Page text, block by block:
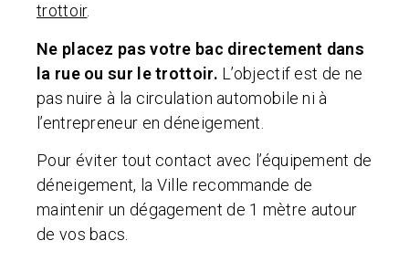
trottoir.
Ne placez pas votre bac directement dans
la rue ou sur le trottoir. L’objectif est de ne
pas nuire à la circulation automobile ni à
l’entrepreneur en déneigement.
Pour éviter tout contact avec l’équipement de
déneigement, la Ville recommande de
maintenir un dégagement de 1 mètre autour
de vos bacs.